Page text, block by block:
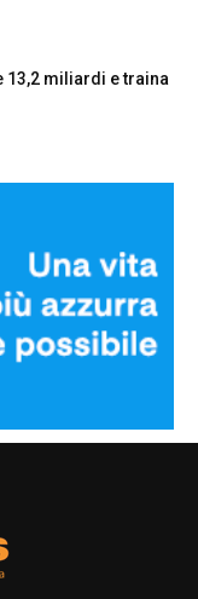
13,2 miliardi e traina